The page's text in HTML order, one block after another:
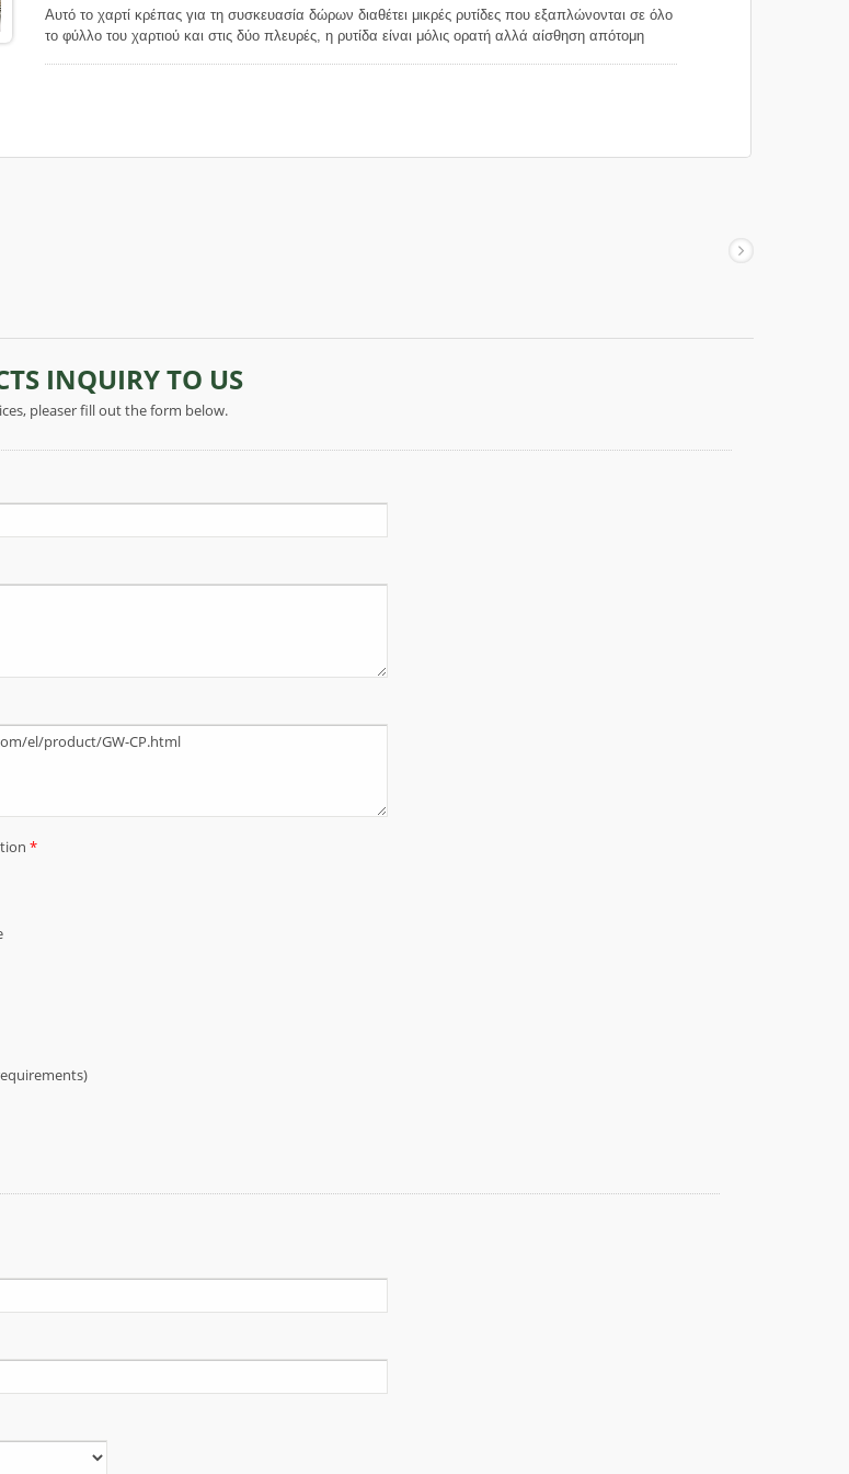
Αυτό το χαρτί κρέπας για τη συσκευασία δώρων διαθέτει μικρές ρυτίδες που εξαπλώνονται σε όλο
το φύλλο του χαρτιού και στις δύο πλευρές, η ρυτίδα είναι μόλις ορατή αλλά αίσθηση απότομη
ξύλο. Αυτό το χαρτί δεν είναι ελαστικό, δεν είναι το χαρτί κρέπας για να φτιάξετε λουλούδια από